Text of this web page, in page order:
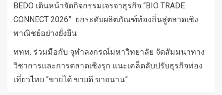
BEDO เดินหน้าจัดกิจกรรมเจรจาธุรกิจ “BIO TRADE
CONNECT 2026” ยกระดับผลิตภัณฑ์ท้องถิ่นสู่ตลาดเชิง
พาณิชย์อย่างยั่งยืน
ททท. ร่วมมือกับ จุฬาลงกรณ์มหาวิทยาลัย จัดสัมมนาทาง
วิชาการและการตลาดเชิงรุก แนะเคล็ดลับปรับธุรกิจท่อง
เที่ยวไทย “ขายได้ ขายดี ขายนาน”